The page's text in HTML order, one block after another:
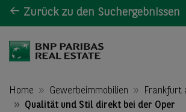
Zurück zu den Suchergebnissen
Home Gewerbeimmobilien Frankfurt
Qualität und Stil direkt bei der Oper